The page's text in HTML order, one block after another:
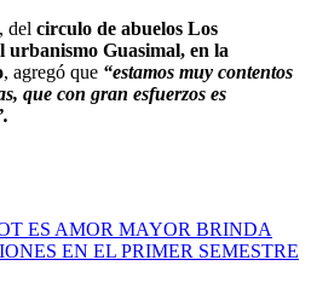
, del circulo de abuelos Los
urbanismo Guasimal, en la
, agregó que “estamos muy contentos
que con gran esfuerzos es